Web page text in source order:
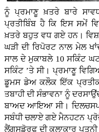
ਨੂੰ ਪ੍ਰਮਾਣੂ ਖ਼ਤਰੇ ਬਾਰੇ
ਪ੍ਰਤੀਬਿੰਬ ਹੈ ਕਿ ਇਸ ਸਮੇਂ
ਖ਼ਤਰੇ ਬਹੁਤ ਵਧ ਗਏ ਹਨ।
ਘੜੀ ਦੀ ਰਿਪੋਰਟ ਨਾਲ ਮੇਲ
ਸਾਲ ਦੇ ਮੁਕਾਬਲੇ 10 ਸਕਿੰਟ
ਸਕਿੰਟ ’ਤੇ ਸੀ। ਪ੍ਰਮਾਣੂ
ਡੂਮਸ ਡੇਅ ਕਲੌਕ ਇੱਕ
ਤਬਾਹੀ ਦੀ ਸੰਭਾਵਨਾ ਨੂੰ
ਬਾਅਦ ਆਇਆ ਸੀ।
ਸਬੰਧੀ ਚਲਾਏ ਗਏ ਮੈਨਹਟਨ
ਲੈਂਗਸਡੋਰਫ ਦੀ ਕਲਾਕਾਰ